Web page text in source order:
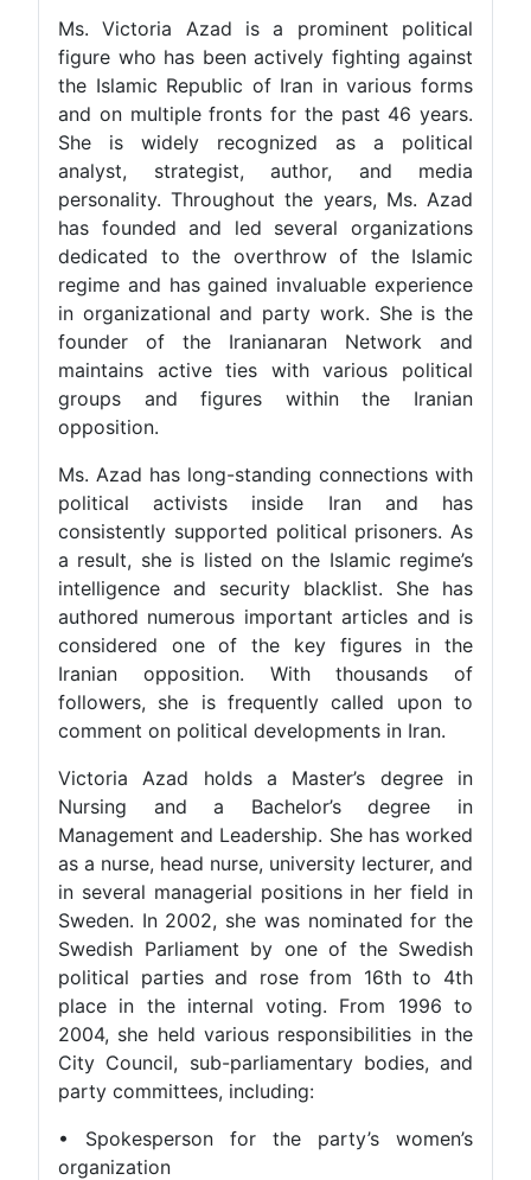
Ms. Victoria Azad is a prominent political
figure who has been actively fighting against
the Islamic Republic of Iran in various forms
and on multiple fronts for the past 46 years.
She is widely recognized as a political
analyst, strategist, author, and media
personality. Throughout the years, Ms. Azad
has founded and led several organizations
dedicated to the overthrow of the Islamic
regime and has gained invaluable experience
in organizational and party work. She is the
founder of the Iranianaran Network and
maintains active ties with various political
groups and figures within the Iranian
opposition.
Ms. Azad has long-standing connections with
political activists inside Iran and has
consistently supported political prisoners. As
a result, she is listed on the Islamic regime’s
intelligence and security blacklist. She has
authored numerous important articles and is
considered one of the key figures in the
Iranian opposition. With thousands of
followers, she is frequently called upon to
comment on political developments in Iran.
Victoria Azad holds a Master’s degree in
Nursing and a Bachelor’s degree in
Management and Leadership. She has worked
as a nurse, head nurse, university lecturer, and
in several managerial positions in her field in
Sweden. In 2002, she was nominated for the
Swedish Parliament by one of the Swedish
political parties and rose from 16th to 4th
place in the internal voting. From 1996 to
2004, she held various responsibilities in the
City Council, sub-parliamentary bodies, and
party committees, including:
• Spokesperson for the party’s women’s
organization